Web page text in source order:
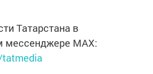
Татарстана в
мессенджере MАХ: